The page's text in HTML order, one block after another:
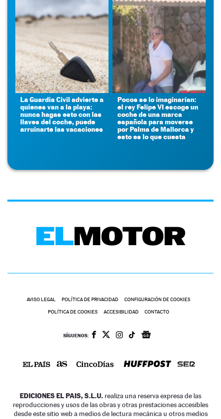
La Guardia Civil advierte a
quienes van a la playa:
nunca hagas esto con las
llaves del coche, puede
arruinarte las vacaciones
Pocos se lo imaginarían:
el rey Felipe VI escoge un
coche de una marca
española para moverse
por Palma de Mallorca y
esto es lo que cuesta
AVISO LEGAL POLÍTICA DE PRIVACIDAD CONFIGURACIÓN DE COOKIES
POLÍTICA DE COOKIES ACCESIBILIDAD CONTACTO
SÍGUENOS:
EDICIONES EL PAIS, S.L.U. realiza una reserva expresa de las
reproducciones y usos de las obras y otras prestaciones accesibles
desde este sitio web a medios de lectura mecánica u otros medios